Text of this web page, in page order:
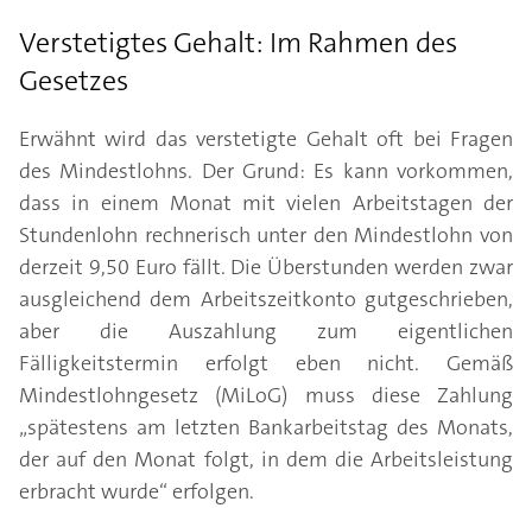
Verstetigtes Gehalt: Im Rahmen des
Gesetzes
Erwähnt wird das verstetigte Gehalt oft bei Fragen
des Mindestlohns. Der Grund: Es kann vorkommen,
dass in einem Monat mit vielen Arbeitstagen der
Stundenlohn rechnerisch unter den Mindestlohn von
derzeit 9,50 Euro fällt. Die Überstunden werden zwar
ausgleichend dem Arbeitszeitkonto gutgeschrieben,
aber die Auszahlung zum eigentlichen
Fälligkeitstermin erfolgt eben nicht. Gemäß
Mindestlohngesetz (MiLoG) muss diese Zahlung
„spätestens am letzten Bankarbeitstag des Monats,
der auf den Monat folgt, in dem die Arbeitsleistung
erbracht wurde“ erfolgen.